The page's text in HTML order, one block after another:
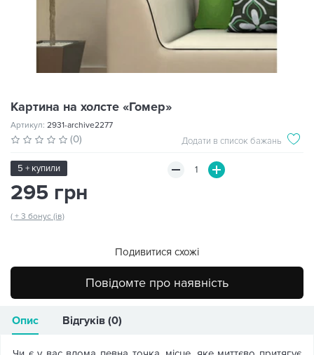
Картина на холсте «Гомер»
Артикул: 2931-archive2277
(0) Додати в список бажань
5 + купили
295 грн
( + 3 бонус (ів)
Подивитися схожі
Повідомте про наявність
Опис Відгуків (0)